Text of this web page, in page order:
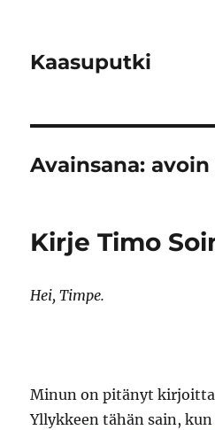
Kaasuputki
Avainsana:
Kirje Timo
Hei, Timpe.
Minun on pitänyt
Yllykkeen tähän sain,